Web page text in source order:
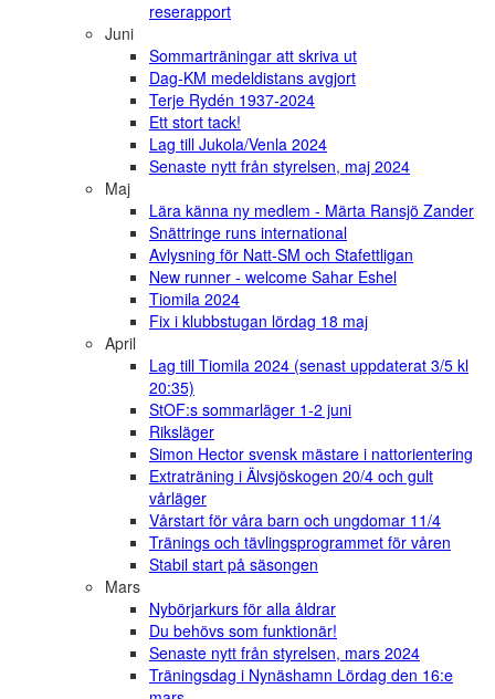
reserapport
Juni
Sommarträningar att skriva ut
Dag-KM medeldistans avgjort
Terje Rydén 1937-2024
Ett stort tack!
Lag till Jukola/Venla 2024
Senaste nytt från styrelsen, maj 2024
Maj
Lära känna ny medlem - Märta Ransjö Zander
Snättringe runs international
Avlysning för Natt-SM och Stafettligan
New runner - welcome Sahar Eshel
Tiomila 2024
Fix i klubbstugan lördag 18 maj
April
Lag till Tiomila 2024 (senast uppdaterat 3/5 kl
20:35)
StOF:s sommarläger 1-2 juni
Riksläger
Simon Hector svensk mästare i nattorientering
Extraträning i Älvsjöskogen 20/4 och gult
vårläger
Vårstart för våra barn och ungdomar 11/4
Tränings och tävlingsprogrammet för våren
Stabil start på säsongen
Mars
Nybörjarkurs för alla åldrar
Du behövs som funktionär!
Senaste nytt från styrelsen, mars 2024
Träningsdag i Nynäshamn Lördag den 16:e